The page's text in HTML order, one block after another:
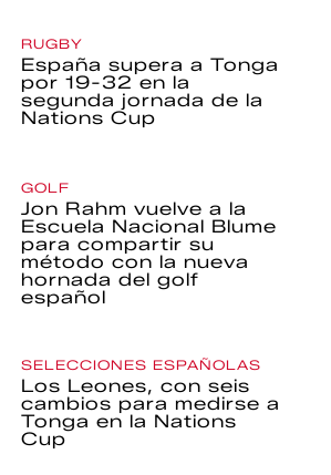
RUGBY
España supera a Tonga
por 19-32 en la
segunda jornada de la
Nations Cup
GOLF
Jon Rahm vuelve a la
Escuela Nacional Blume
para compartir su
método con la nueva
hornada del golf
español
SELECCIONES ESPAÑOLAS
Los Leones, con seis
cambios para medirse a
Tonga en la Nations
Cup